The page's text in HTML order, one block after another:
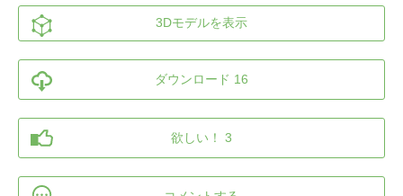
3Dモデルを表示
ダウンロード 16
欲しい！ 3